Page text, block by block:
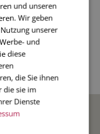
9,5 x 6,5 cm
wenn Sie die
und unseren
Wir geben
unserer
und
diese
die Sie ihnen
die sie im
Dienste